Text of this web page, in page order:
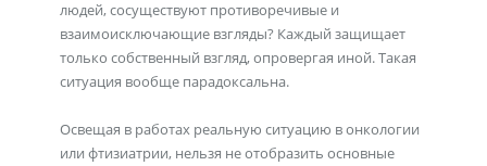
людей, сосуществуют противоречивые и
взаимоисключающие взгляды? Каждый защищает
только собственный взгляд, опровергая иной. Такая
ситуация вообще парадоксальна.
Освещая в работах реальную ситуацию в онкологии
или фтизиатрии, нельзя не отобразить основные